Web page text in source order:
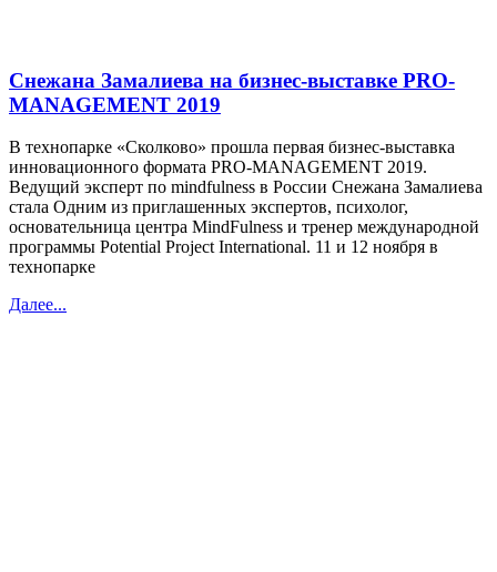
Снежана Замалиева на бизнес-выставке PRO-
MANAGEMENT 2019
В технопарке «Сколково» прошла первая бизнес-выставка
инновационного формата PRO-MANAGEMENT 2019.
Ведущий эксперт по mindfulness в России Снежана Замалиева
стала Одним из приглашенных экспертов, психолог,
основательница центра MindFulness и тренер международной
программы Potential Project International. 11 и 12 ноября в
технопарке
Далее...